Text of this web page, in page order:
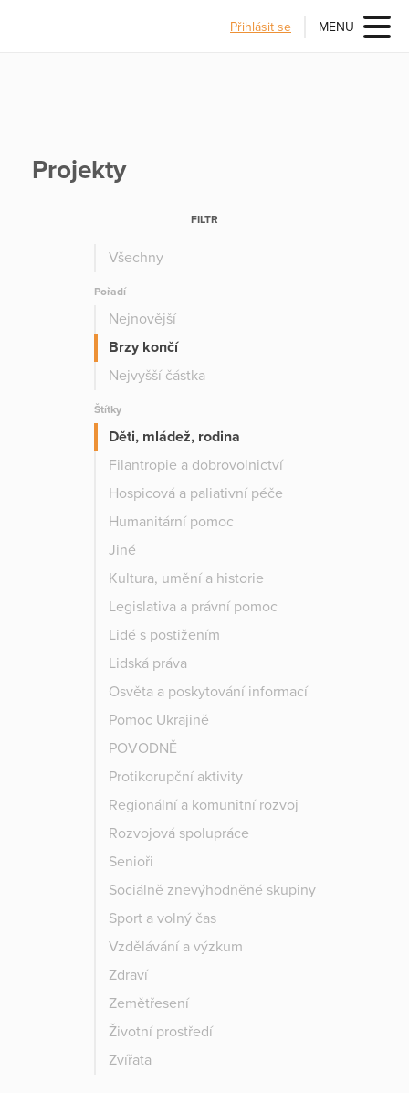
Přihlásit se MENU
Projekty
FILTR
Všechny
Pořadí
Nejnovější
Brzy končí
Nejvyšší částka
Štítky
Děti, mládež, rodina
Filantropie a dobrovolnictví
Hospicová a paliativní péče
Humanitární pomoc
Jiné
Kultura, umění a historie
Legislativa a právní pomoc
Lidé s postižením
Lidská práva
Osvěta a poskytování informací
Pomoc Ukrajině
POVODNĚ
Protikorupční aktivity
Regionální a komunitní rozvoj
Rozvojová spolupráce
Senioři
Sociálně znevýhodněné skupiny
Sport a volný čas
Vzdělávání a výzkum
Zdraví
Zemětřesení
Životní prostředí
Zvířata